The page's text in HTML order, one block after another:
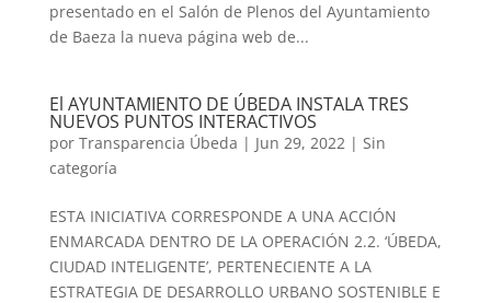
presentado en el Salón de Plenos del Ayuntamiento
de Baeza la nueva página web de...
El AYUNTAMIENTO DE ÚBEDA INSTALA TRES
NUEVOS PUNTOS INTERACTIVOS
por Transparencia Úbeda | Jun 29, 2022| Sin
categoría
ESTA INICIATIVA CORRESPONDE A UNA ACCIÓN
ENMARCADA DENTRO DE LA OPERACIÓN 2.2. ‘ÚBEDA,
CIUDAD INTELIGENTE’, PERTENECIENTE A LA
ESTRATEGIA DE DESARROLLO URBANO SOSTENIBLE E